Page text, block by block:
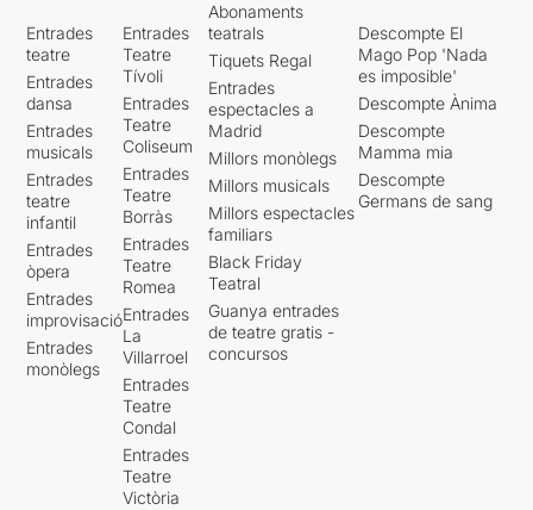
Entrades
teatre
Entrades
dansa
Entrades
musicals
Entrades
teatre
infantil
Entrades
òpera
Entrades
improvisació
Entrades
monòlegs
Entrades
Teatre
Tívoli
Entrades
Teatre
Coliseum
Entrades
Teatre
Borràs
Entrades
Teatre
Romea
Entrades
La
Villarroel
Entrades
Teatre
Condal
Entrades
Teatre
Victòria
Abonaments
teatrals
Tiquets Regal
Entrades
espectacles a
Madrid
Millors monòlegs
Millors musicals
Millors espectacles
familiars
Black Friday
Teatral
Guanya entrades
de teatre gratis -
concursos
Descompte El
Mago Pop 'Nada
es imposible'
Descompte Ànima
Descompte
Mamma mia
Descompte
Germans de sang